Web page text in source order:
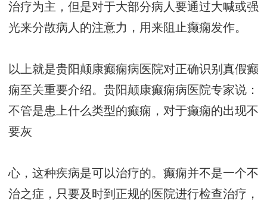
治疗为主，但是对于大部分病人要通过大喊或强
光来分散病人的注意力，用来阻止癫痫发作。
以上就是贵阳颠康癫痫病医院对正确识别真假癫
痫至关重要介绍。贵阳颠康癫痫病医院专家说：
不管是患上什么类型的癫痫，对于癫痫的出现不
要灰
心，这种疾病是可以治疗的。癫痫并不是一个不
治之症，只要及时到正规的医院进行检查治疗，